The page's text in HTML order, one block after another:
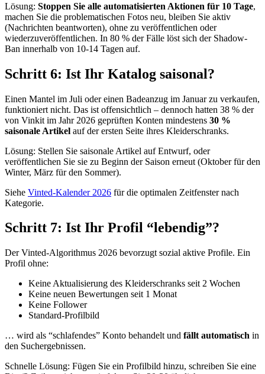
Lösung: Stoppen Sie alle automatisierten Aktionen für 10 Tage,
machen Sie die problematischen Fotos neu, bleiben Sie aktiv
(Nachrichten beantworten), ohne zu veröffentlichen oder
wiederzuveröffentlichen. In 80 % der Fälle löst sich der Shadow-
Ban innerhalb von 10-14 Tagen auf.
Schritt 6: Ist Ihr Katalog saisonal?
Einen Mantel im Juli oder einen Badeanzug im Januar zu verkaufen,
funktioniert nicht. Das ist offensichtlich – dennoch hatten 38 % der
von Vinkit im Jahr 2026 geprüften Konten mindestens 30 %
saisonale Artikel auf der ersten Seite ihres Kleiderschranks.
Lösung: Stellen Sie saisonale Artikel auf Entwurf, oder
veröffentlichen Sie sie zu Beginn der Saison erneut (Oktober für den
Winter, März für den Sommer).
Siehe Vinted-Kalender 2026 für die optimalen Zeitfenster nach
Kategorie.
Schritt 7: Ist Ihr Profil “lebendig”?
Der Vinted-Algorithmus 2026 bevorzugt sozial aktive Profile. Ein
Profil ohne:
Keine Aktualisierung des Kleiderschranks seit 2 Wochen
Keine neuen Bewertungen seit 1 Monat
Keine Follower
Standard-Profilbild
… wird als “schlafendes” Konto behandelt und fällt automatisch in
den Suchergebnissen.
Schnelle Lösung: Fügen Sie ein Profilbild hinzu, schreiben Sie eine